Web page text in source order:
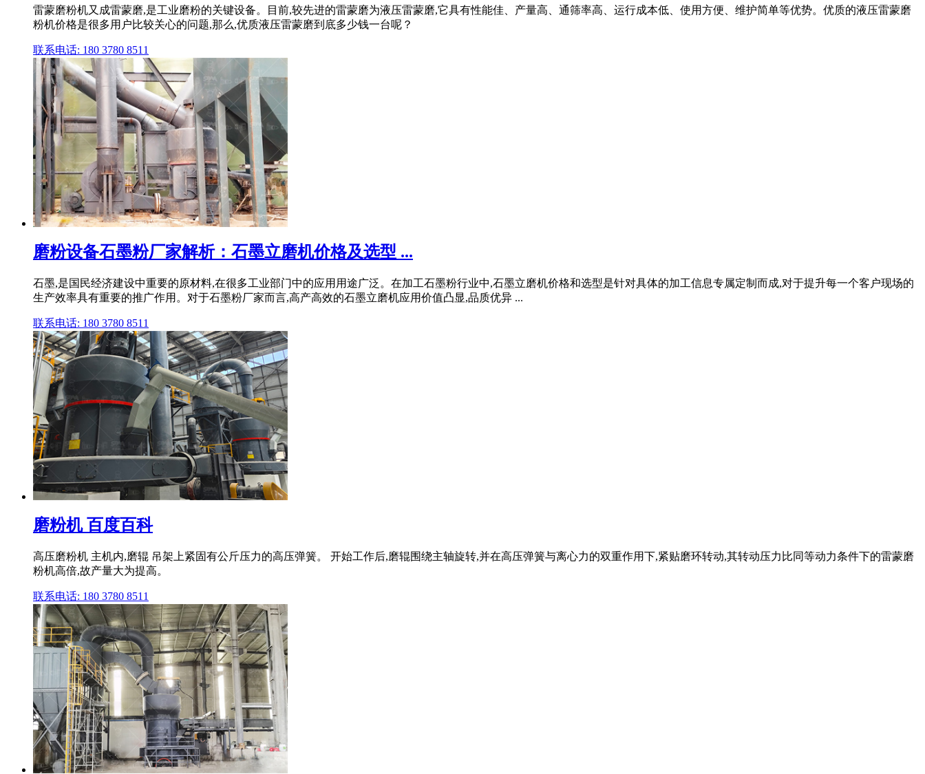
雷蒙磨粉机又成雷蒙磨,是工业磨粉的关键设备。目前,较先进的雷蒙磨为液压雷蒙磨,它具有性能佳、产量高、通筛率高、运行成本低、使用方便、维护简单等优势。优质的液压雷蒙磨
粉机价格是很多用户比较关心的问题,那么,优质液压雷蒙磨到底多少钱一台呢？
联系电话: 180 3780 8511
磨粉设备石墨粉厂家解析：石墨立磨机价格及选型 ...
石墨,是国民经济建设中重要的原材料,在很多工业部门中的应用用途广泛。在加工石墨粉行业中,石墨立磨机价格和选型是针对具体的加工信息专属定制而成,对于提升每一个客户现场的
生产效率具有重要的推广作用。对于石墨粉厂家而言,高产高效的石墨立磨机应用价值凸显,品质优异 ...
联系电话: 180 3780 8511
磨粉机 百度百科
高压磨粉机 主机内,磨辊 吊架上紧固有公斤压力的高压弹簧。 开始工作后,磨辊围绕主轴旋转,并在高压弹簧与离心力的双重作用下,紧贴磨环转动,其转动压力比同等动力条件下的雷蒙磨
粉机高倍,故产量大为提高。
联系电话: 180 3780 8511